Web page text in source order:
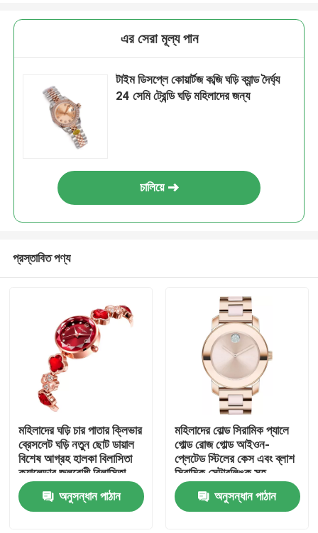
এর সেরা মূল্য পান
টাইম ডিসপ্লে কোয়ার্টজ কব্জি ঘড়ি ব্যান্ড দৈর্ঘ্য
24 সেমি ট্রেন্ডি ঘড়ি মহিলাদের জন্য
চালিয়ে
প্রস্তাবিত পণ্য
মহিলাদের ঘড়ি চার পাতার ক্লিভার
ব্রেসলেট ঘড়ি নতুন ছোট ডায়াল
বিশেষ আগ্রহ হালকা বিলাসিতা
ক্যালেন্ডার জলরোধী বিলাসিতা
অনুসন্ধান পাঠান
মহিলাদের বোল্ড সিরামিক প্যালে
গোল্ড রোজ গোল্ড আইওন-
প্লেটেড স্টিলের কেস এবং ব্লাশ
সিরামিক সেন্টারলিঙ্ক সহ
ব্রেসলেট, গোল্ড গোল্ড
অনুসন্ধান পাঠান